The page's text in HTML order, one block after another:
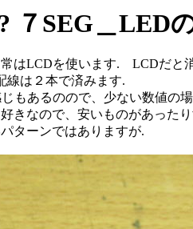
７SEG＿LED
はLCDを使います. LCDだと
線は２本で済みます.
もあるのので、少ない数値の
きなので、安いものがあった
ターンではありますが.